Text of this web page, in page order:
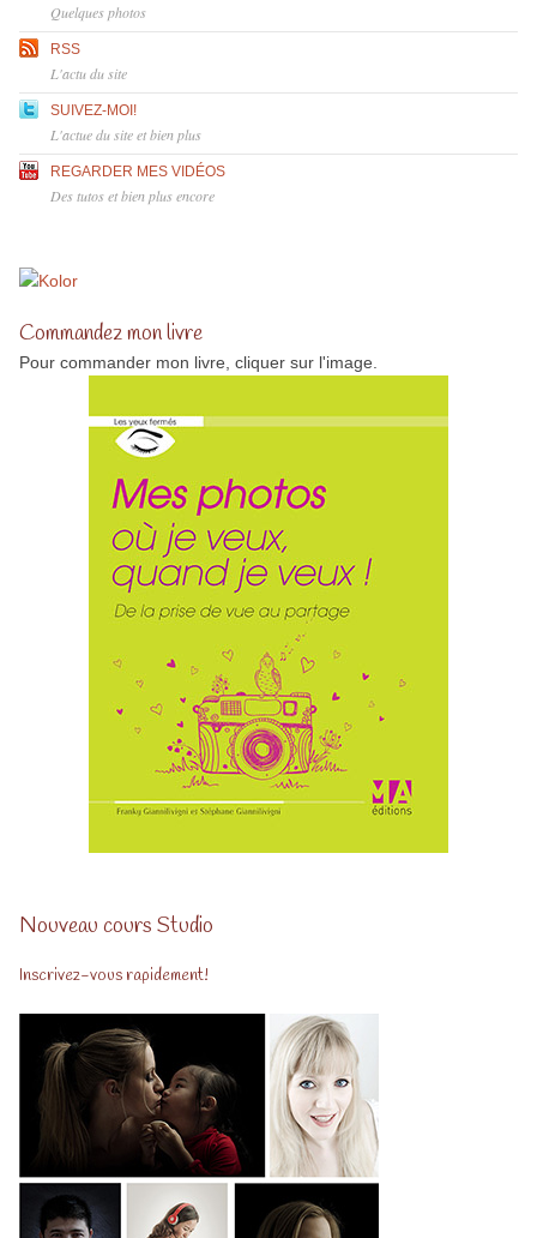
Quelques photos
RSS
L'actu du site
SUIVEZ-MOI!
L'actue du site et bien plus
REGARDER MES VIDÉOS
Des tutos et bien plus encore
Commandez mon livre
Pour commander mon livre, cliquer sur l'image.
Nouveau cours Studio
Inscrivez-vous rapidement!